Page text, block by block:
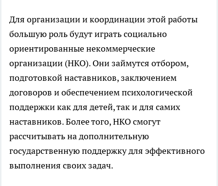
Для организации и координации этой работы
большую роль будут играть социально
ориентированные некоммерческие
организации (НКО). Они займутся отбором,
подготовкой наставников, заключением
договоров и обеспечением психологической
поддержки как для детей, так и для самих
наставников. Более того, НКО смогут
рассчитывать на дополнительную
государственную поддержку для эффективного
выполнения своих задач.